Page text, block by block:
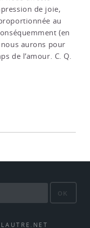
de joie,
au
(en
nous aurons pour
de l’amour. C. Q.
OK